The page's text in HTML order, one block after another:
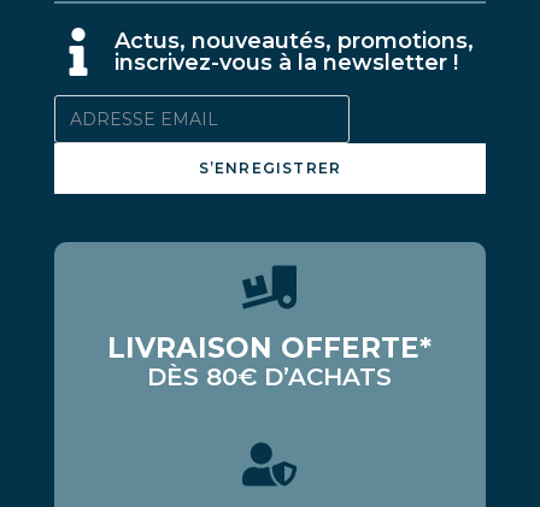
Actus, nouveautés, promotions,
inscrivez-vous à la newsletter !
S’ENREGISTRER
LIVRAISON OFFERTE*
DÈS 80€ D’ACHATS